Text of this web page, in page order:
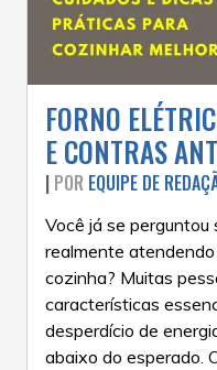
FORNO
E CONTRAS
| POR EQUIPE DE
Você já se
realmente
cozinha? Muitas
características
desperdício de
abaixo do esperado.